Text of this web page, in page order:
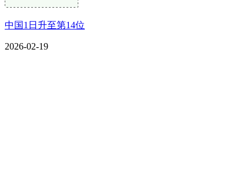
中国1日升至第14位
2026-02-19